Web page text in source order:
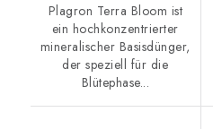
Plagron Terra Bloom ist
ein hochkonzentrierter
mineralischer Basisdünger,
der speziell für die
Blütephase...